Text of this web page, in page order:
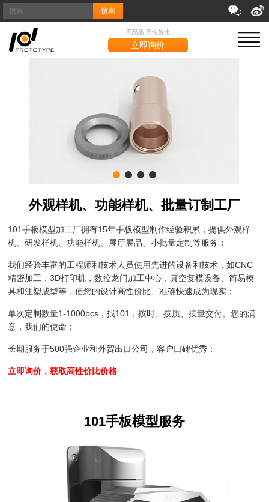
搜索
高品质 高性价比
立即询价
外观样机、功能样机、批量订制工厂
101手板模型加工厂拥有15年手板模型制作经验积累，提供外观样
机、研发样机、功能样机、展厅展品、小批量定制等服务；
我们经验丰富的工程师和技术人员使用先进的设备和技术，如CNC
精密加工，3D打印机，数控龙门加工中心，真空复模设备、简易模
具和注塑成型等，使您的设计高性价比、准确快速成为现实；
单次定制数量1-1000pcs，找101，按时、按质、按量交付。您的满
意，我们的使命；
长期服务于500强企业和外贸出口公司，客户口碑优秀；
立即询价，获取高性价比价格
101手板模型服务